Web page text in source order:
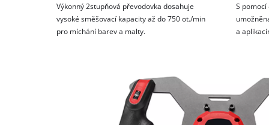
Výkonný 2stupňová převodovka dosahuje
vysoké směšovací kapacity až do 750 ot./min
pro míchání barev a malty.
S
a